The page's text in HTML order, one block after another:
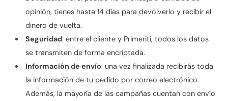
opinión, tienes hasta 14 días para devolverlo y recibir el
dinero de vuelta.
Seguridad: entre el cliente y Primeriti, todos los datos
se transmiten de forma encriptada.
Información de envío: una vez finalizada recibirás toda
la información de tu pedido por correo electrónico.
Además, la mayoría de las campañas cuentan con envío